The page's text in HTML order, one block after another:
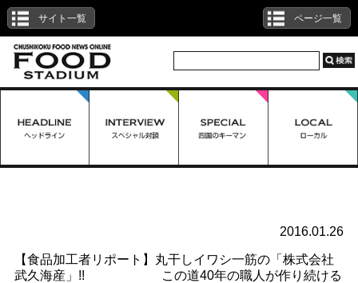
サイト一覧 ページ一覧
2016.01.26
【食品加工者リポート】丸干しイワシ一筋の「株式会社
武久海産」!! この道40年の職人が作り続ける